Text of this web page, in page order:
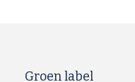
Groen label